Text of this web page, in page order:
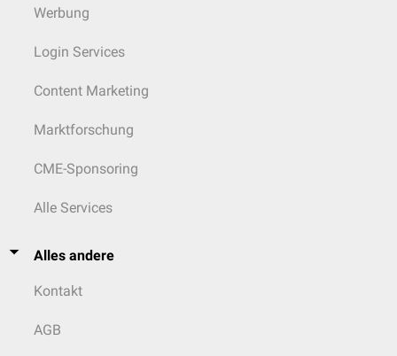
Werbung
Login Services
Content Marketing
Marktforschung
CME-Sponsoring
Alle Services
Alles andere
Kontakt
AGB